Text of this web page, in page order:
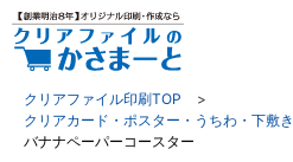
クリアファイル印刷TOP
クリアカード・ポスター・うちわ・下敷き
バナナペーパーコースター